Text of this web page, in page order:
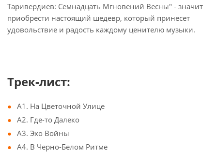
Таривердиев: Семнадцать Мгновений Весны" - значит
приобрести настоящий шедевр, который принесет
удовольствие и радость каждому ценителю музыки.
Трек-лист:
A1. На Цветочной Улице
A2. Где-то Далеко
A3. Эхо Войны
A4. В Черно-Белом Ритме